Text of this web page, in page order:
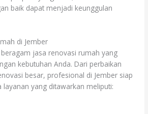
baik dapat menjadi keunggulan
di Jember
jasa renovasi rumah yang
kebutuhan Anda. Dari perbaikan
besar, profesional di Jember siap
layanan yang ditawarkan meliputi: